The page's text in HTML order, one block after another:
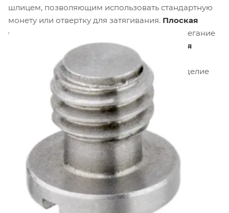
шлицем, позволяющим использовать стандартную
монету или отвертку для затягивания. Плоская
форма головки
обеспечивает плотное прилегание
к поверхности монтажной пластины.
Гладкая
под головкой предотвращает
проворачивание винта при затягивании. Изделие
изготовлено изнержавеющей стали
гарантирует долговечность и устойчивость к
механическим повреждениям.